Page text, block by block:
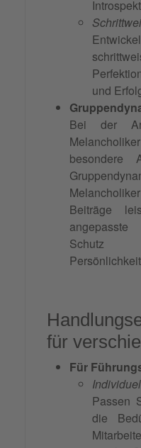
und
Bei der
besondere
Beiträge
angepasste
Schutz
für
Für
Passen
die